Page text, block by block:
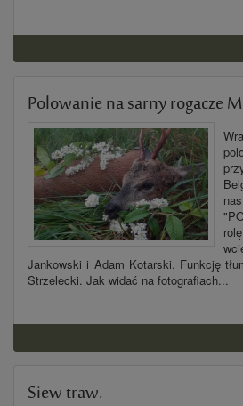
Polowanie na sarny rogacze
Jankowski i Adam Kotarski. Funkcję
Strzelecki. Jak widać na fotografiach...
Siew traw.